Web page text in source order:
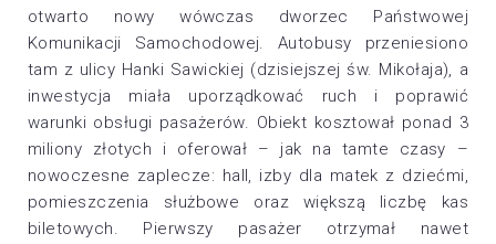
otwarto nowy wówczas dworzec Państwowej
Komunikacji Samochodowej. Autobusy przeniesiono
tam z ulicy Hanki Sawickiej (dzisiejszej św. Mikołaja), a
inwestycja miała uporządkować ruch i poprawić
warunki obsługi pasażerów. Obiekt kosztował ponad 3
miliony złotych i oferował – jak na tamte czasy –
nowoczesne zaplecze: hall, izby dla matek z dziećmi,
pomieszczenia służbowe oraz większą liczbę kas
biletowych. Pierwszy pasażer otrzymał nawet